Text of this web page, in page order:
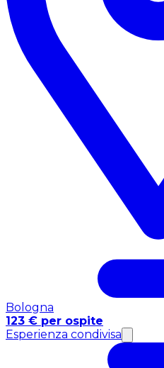
Bologna
123 € per ospite
Esperienza condivisa